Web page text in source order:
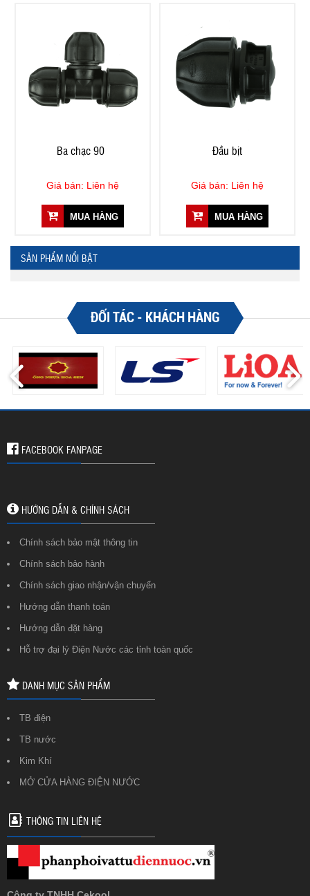
Ba chạc 90º
Giá bán: Liên hệ
MUA HÀNG
Đầu bịt
Giá bán: Liên hệ
MUA HÀNG
SẢN PHẨM NỔI BẬT
ĐỐI TÁC - KHÁCH HÀNG
FACEBOOK FANPAGE
HƯỚNG DẪN & CHÍNH SÁCH
Chính sách bảo mật thông tin
Chính sách bảo hành
Chính sách giao nhận/vận chuyển
Hướng dẫn thanh toán
Hướng dẫn đặt hàng
Hỗ trợ đại lý Điện Nước các tỉnh toàn quốc
DANH MỤC SẢN PHẨM
TB điện
TB nước
Kim Khí
MỞ CỬA HÀNG ĐIỆN NƯỚC
THÔNG TIN LIÊN HỆ